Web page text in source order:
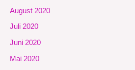
August 2020
Juli 2020
Juni 2020
Mai 2020